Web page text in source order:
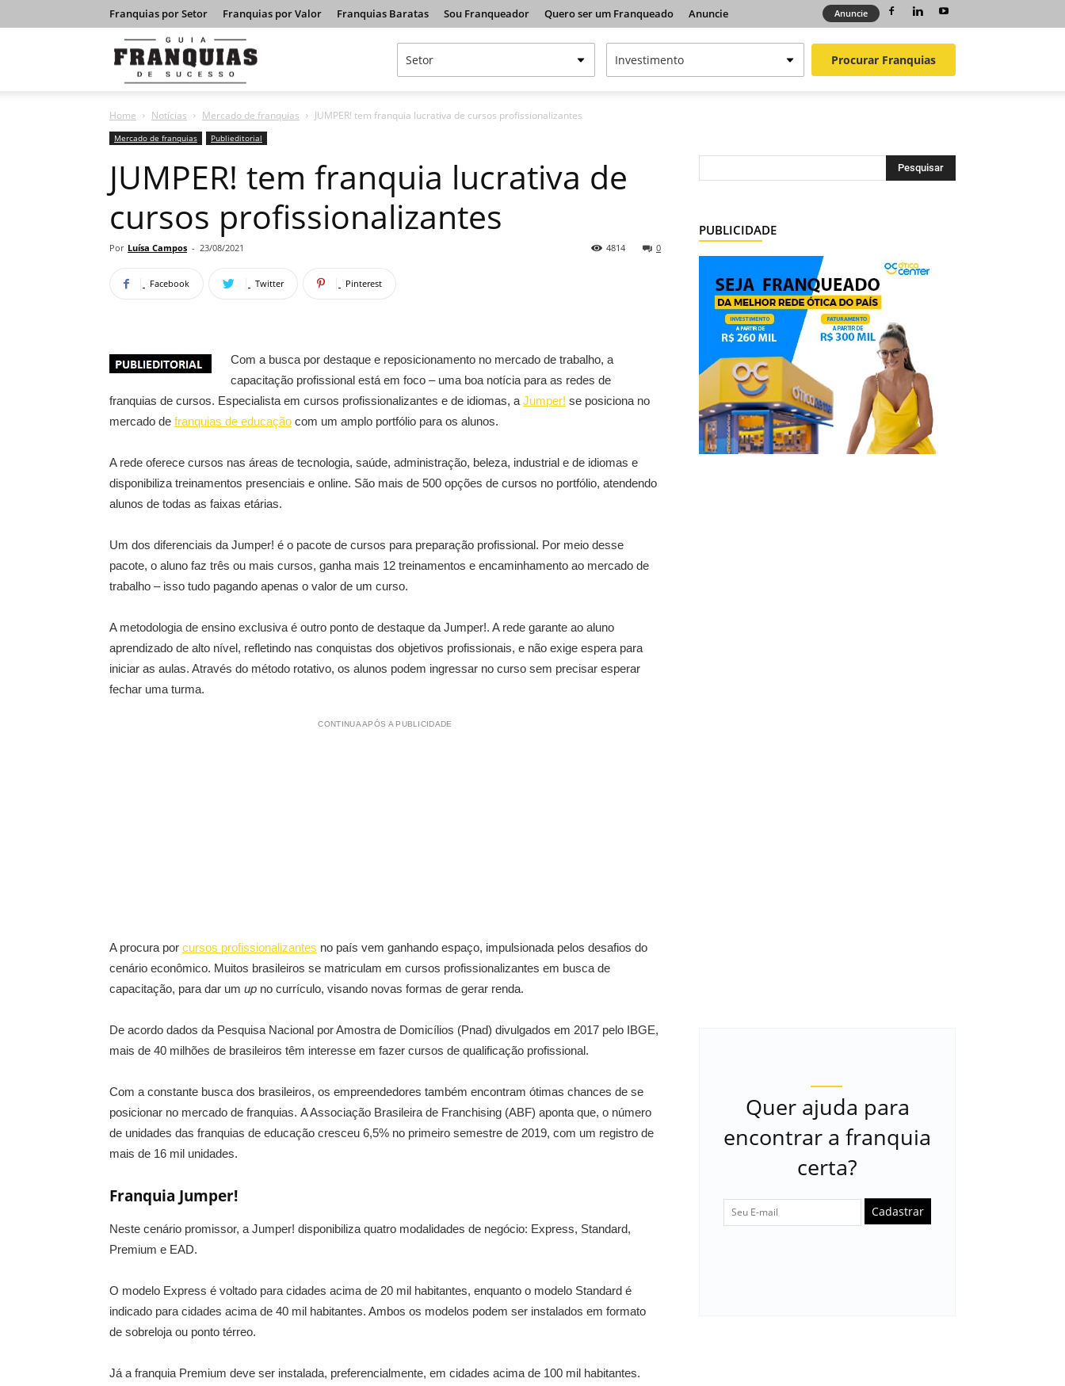
Franquias por Setor Franquias por Valor Franquias Baratas Sou Franqueador Quero ser um Franqueado Anuncie Anuncie
Franquias
de
Procurar Franquias
Home Notícias Mercado de franquias JUMPER! tem franquia lucrativa de cursos profissionalizantes
Mercado de franquias Publieditorial
JUMPER! tem franquia lucrativa de
cursos profissionalizantes
Por Luísa Campos - 23/08/2021 0
4814
Facebook Twitter Pinterest
Com a busca por destaque e reposicionamento no mercado de trabalho, a
capacitação profissional está em foco – uma boa notícia para as redes de
franquias de cursos. Especialista em cursos profissionalizantes e de idiomas, a Jumper! se posiciona no
mercado de franquias de educação com um amplo portfólio para os alunos.
A rede oferece cursos nas áreas de tecnologia, saúde, administração, beleza, industrial e de idiomas e
disponibiliza treinamentos presenciais e online. São mais de 500 opções de cursos no portfólio, atendendo
alunos de todas as faixas etárias.
Um dos diferenciais da Jumper! é o pacote de cursos para preparação profissional. Por meio desse
pacote, o aluno faz três ou mais cursos, ganha mais 12 treinamentos e encaminhamento ao mercado de
trabalho – isso tudo pagando apenas o valor de um curso.
A metodologia de ensino exclusiva é outro ponto de destaque da Jumper!. A rede garante ao aluno
aprendizado de alto nível, refletindo nas conquistas dos objetivos profissionais, e não exige espera para
iniciar as aulas. Através do método rotativo, os alunos podem ingressar no curso sem precisar esperar
fechar uma turma.
CONTINUA APÓS A PUBLICIDADE
A procura por cursos profissionalizantes no país vem ganhando espaço, impulsionada pelos desafios do
cenário econômico. Muitos brasileiros se matriculam em cursos profissionalizantes em busca de
capacitação, para dar um up no currículo, visando novas formas de gerar renda.
De acordo dados da Pesquisa Nacional por Amostra de Domicílios (Pnad) divulgados em 2017 pelo IBGE,
mais de 40 milhões de brasileiros têm interesse em fazer cursos de qualificação profissional.
Com a constante busca dos brasileiros, os empreendedores também encontram ótimas chances de se
posicionar no mercado de franquias. A Associação Brasileira de Franchising (ABF) aponta que, o número
de unidades das franquias de educação cresceu 6,5% no primeiro semestre de 2019, com um registro de
mais de 16 mil unidades.
Franquia Jumper!
Neste cenário promissor, a Jumper! disponibiliza quatro modalidades de negócio: Express, Standard,
Premium e EAD.
O modelo Express é voltado para cidades acima de 20 mil habitantes, enquanto o modelo Standard é
indicado para cidades acima de 40 mil habitantes. Ambos os modelos podem ser instalados em formato
de sobreloja ou ponto térreo.
Já a franquia Premium deve ser instalada, preferencialmente, em cidades acima de 100 mil habitantes.
PUBLICIDADE
Quer ajuda para
encontrar a franquia
certa?
Cadastrar